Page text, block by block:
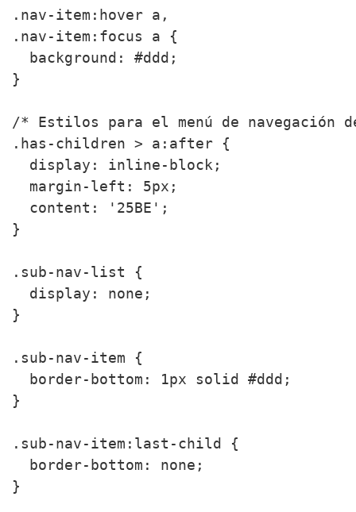
.nav-item:hover a,
.nav-item:focus a {
  background: #ddd;
}
/* Estilos para el menú de navegación
.has-children > a:after {
  display: inline-block;
  margin-left: 5px;
  content: '25BE';
}
.sub-nav-list {
  display: none;
}
.sub-nav-item {
  border-bottom: 1px solid #ddd;
}
.sub-nav-item:last-child {
  border-bottom: none;